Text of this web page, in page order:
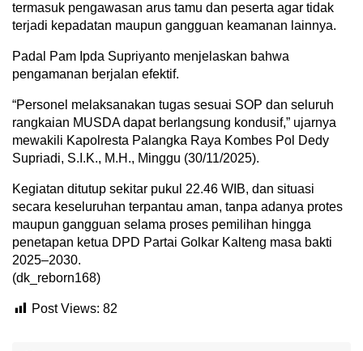
termasuk pengawasan arus tamu dan peserta agar tidak
terjadi kepadatan maupun gangguan keamanan lainnya.
Padal Pam Ipda Supriyanto menjelaskan bahwa
pengamanan berjalan efektif.
“Personel melaksanakan tugas sesuai SOP dan seluruh
rangkaian MUSDA dapat berlangsung kondusif,” ujarnya
mewakili Kapolresta Palangka Raya Kombes Pol Dedy
Supriadi, S.I.K., M.H., Minggu (30/11/2025).
Kegiatan ditutup sekitar pukul 22.46 WIB, dan situasi
secara keseluruhan terpantau aman, tanpa adanya protes
maupun gangguan selama proses pemilihan hingga
penetapan ketua DPD Partai Golkar Kalteng masa bakti
2025–2030.
(dk_reborn168)
Post Views: 82